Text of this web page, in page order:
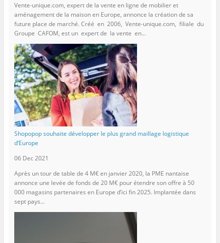
Vente-unique.com, expert de la vente en ligne de mobilier et
aménagement de la maison en Europe, annonce la création de sa
future place de marché. Créé en 2006, Vente-unique.com, filiale du
Groupe CAFOM, est un expert de la vente en...
Shopopop souhaite développer le plus grand maillage logistique
d’Europe
06 Dec 2021
Après un tour de table de 4 M€ en janvier 2020, la PME nantaise
annonce une levée de fonds de 20 M€ pour étendre son offre à 50
000 magasins partenaires en Europe d’ici fin 2025. Implantée dans
sept pays...